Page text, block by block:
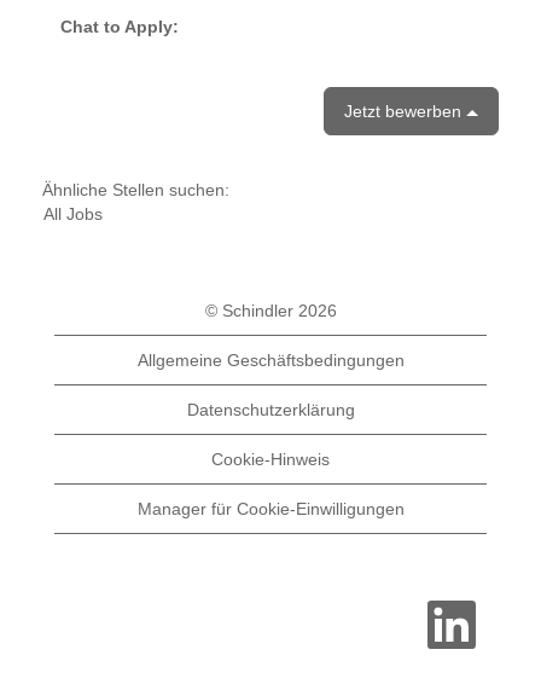
Chat to Apply:
Jetzt bewerben
Ähnliche Stellen suchen:
All Jobs
© Schindler 2026
Allgemeine Geschäftsbedingungen
Datenschutzerklärung
Cookie-Hinweis
Manager für Cookie-Einwilligungen
W
d